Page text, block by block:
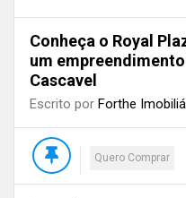
Conheça o Royal
um
Cascavel
Escrito por Forthe
Quero Comprar